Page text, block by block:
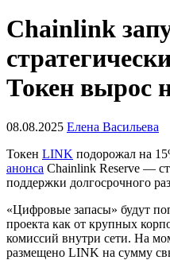
Chainlink
Токен вырос
08.08.2025 Елена Васильева
Токен LINK подорожал на
анонса Chainlink Reserve —
поддержки долгосрочного
«Цифровые запасы» будут
проекта как от крупных
комиссий внутри сети. На
размещено LINK на сумму